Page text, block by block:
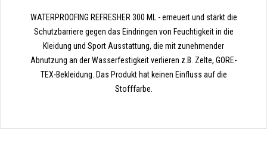
WATERPROOFING REFRESHER 300 ML - erneuert und stärkt die
Schutzbarriere gegen das Eindringen von Feuchtigkeit in die
Kleidung und Sport Ausstattung, die mit zunehmender
Abnutzung an der Wasserfestigkeit verlieren z.B. Zelte, GORE-
TEX-Bekleidung. Das Produkt hat keinen Einfluss auf die
Stofffarbe.